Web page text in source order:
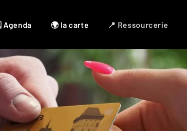
Agenda 🌍 la carte 📍 Ressourcerie